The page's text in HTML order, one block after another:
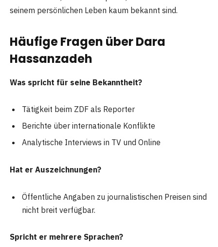
seinem persönlichen Leben kaum bekannt sind.
Häufige Fragen über Dara
Hassanzadeh
Was spricht für seine Bekanntheit?
Tätigkeit beim ZDF als Reporter
Berichte über internationale Konflikte
Analytische Interviews in TV und Online
Hat er Auszeichnungen?
Öffentliche Angaben zu journalistischen Preisen sind
nicht breit verfügbar.
Spricht er mehrere Sprachen?